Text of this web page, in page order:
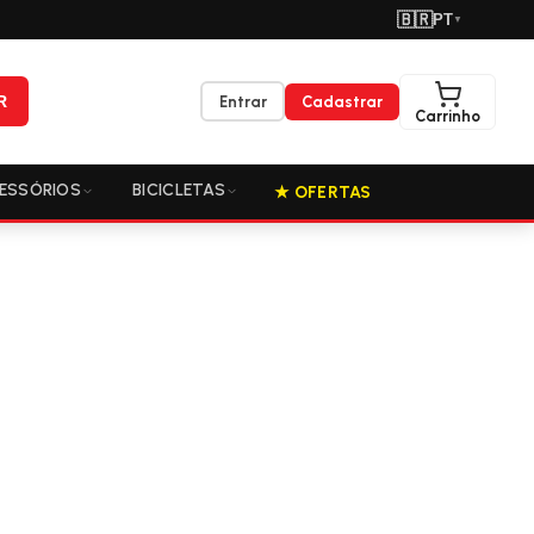
🇧🇷PT ▼
Entrar
Cadastrar
Carrinho
BICICLETAS ★ OFERTAS